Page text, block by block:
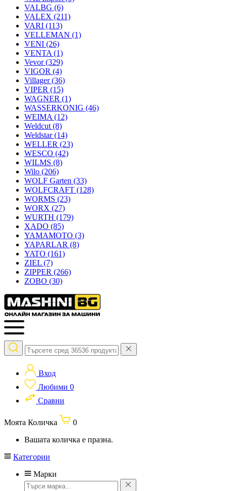
VALBG (6)
VALEX (211)
VARI (113)
VELLEMAN (1)
VENI (26)
VENTA (1)
Vevor(329)
VIGOR (4)
Villager(36)
VIPER (15)
WAGNER (1)
WASSERKONIG (46)
WEIMA (12)
Weldcut (8)
Weldstar(14)
WELLER (23)
WESCO (42)
WILMS (8)
Wilo (206)
WOLF Garten (33)
WOLFCRAFT (128)
WORMS (23)
WORX (27)
WURTH (179)
XADO (85)
YAMAMOTO (3)
YAPARLAR (8)
YATO (161)
ZIEL (7)
ZIPPER (266)
ZOBO (30)
Вход
Любими 0
Сравни
Моята Количка
0
Вашата количка е празна.
Категории
Марки